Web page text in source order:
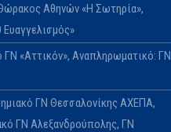
Αθηνών «Η Σωτηρία»,
ΓΝ «Αττικόν», Αναπληρωματικό: ΓΝ
ΓΝ Θεσσαλονίκης ΑΧΕΠΑ,
ΓΝ Αλεξανδρούπολης, ΓΝ